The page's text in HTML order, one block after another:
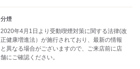
分煙
2020年4月1日より受動喫煙対策に関する法律(改
正健康増進法）が施行されており、最新の情報
と異なる場合がございますので、ご来店前に店
舗にご確認ください。